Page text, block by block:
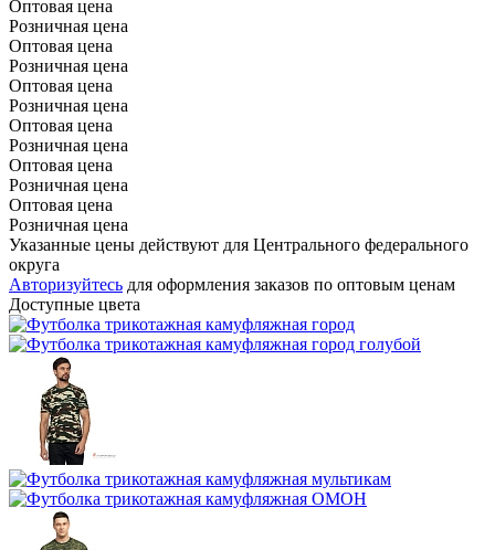
Оптовая цена
Розничная цена
Оптовая цена
Розничная цена
Оптовая цена
Розничная цена
Оптовая цена
Розничная цена
Оптовая цена
Розничная цена
Оптовая цена
Розничная цена
Указанные цены действуют для Центрального федерального
округа
Авторизуйтесь для оформления заказов по оптовым ценам
Доступные цвета